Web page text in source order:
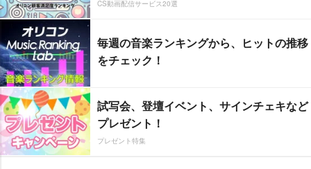
CS動画配信サービス20選
毎週の音楽ランキングから、ヒットの推移
をチェック！
試写会、登壇イベント、サインチェキなど
プレゼント！
プレゼント特集